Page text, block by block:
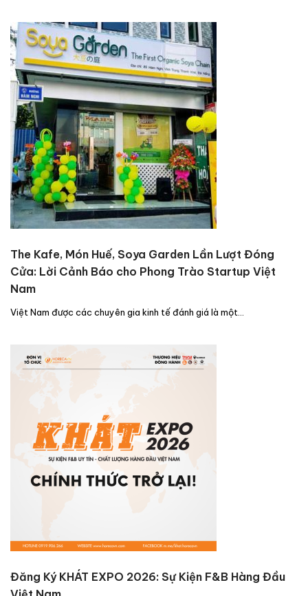
The Kafe, Món Huế, Soya Garden Lần Lượt Đóng
Cửa: Lời Cảnh Báo cho Phong Trào Startup Việt
Nam
Việt Nam được các chuyên gia kinh tế đánh giá là một…
Đăng Ký KHÁT EXPO 2026: Sự Kiện F&B Hàng Đầu